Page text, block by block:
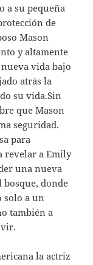
a su pequeña
de
Mason
y altamente
vida bajo
atrás la
su vida.Sin
que Mason
seguridad.
para
revelar a Emily
una nueva
bosque, donde
solo a un
también a
la actriz